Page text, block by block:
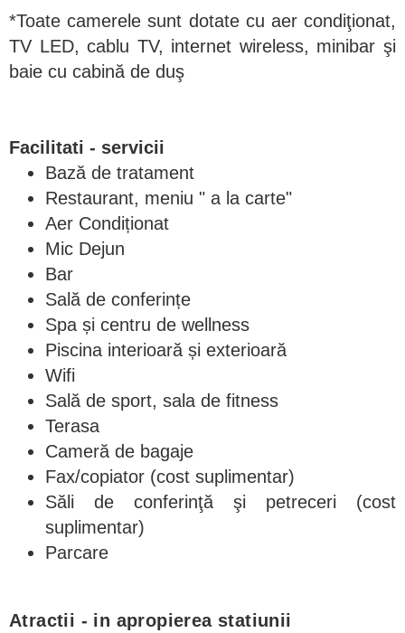
*Toate camerele sunt dotate cu aer condiţionat,
TV LED, cablu TV, internet wireless, minibar şi
baie cu cabină de duş
Facilitati - servicii
Bază de tratament
Restaurant, meniu " a la carte"
Aer Condiționat
Mic Dejun
Bar
Sală de conferințe
Spa și centru de wellness
Piscina interioară și exterioară
Wifi
Sală de sport, sala de fitness
Terasa
Cameră de bagaje
Fax/copiator (cost suplimentar)
Săli de conferinţă şi petreceri (cost
suplimentar)
Parcare
Atractii - in apropierea statiunii